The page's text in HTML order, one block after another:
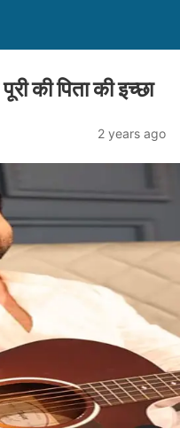
की पिता की इच्छा
2 years ago